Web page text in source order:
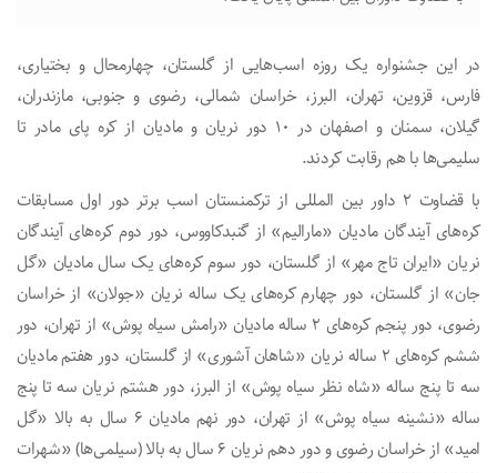
در این جشنواره یک روزه اسب‌هایی از گلستان، چهارمحال و بختیاری،
فارس، قزوین، تهران، البرز، خراسان شمالی، رضوی و جنوبی، مازندران،
گیلان، سمنان و اصفهان در ۱۰ دور نریان و مادیان از کره پای مادر تا
سلیمی‌ها با هم رقابت کردند.
با قضاوت ۲ داور بین المللی از ترکمنستان اسب برتر دور اول مسابقات
کره‌های آیندگان مادیان «مارالیم» از گنبدکاووس، دور دوم کره‌های آیندگان
نریان «ایران تاج مهر» از گلستان، دور سوم کره‌های یک سال مادیان «گل
جان» از گلستان، دور چهارم کره‌های یک ساله نریان «جولان» از خراسان
رضوی، دور پنجم کره‌های ۲ ساله مادیان «رامش سیاه پوش» از تهران، دور
ششم کره‌های ۲ ساله نریان «شاهان آشوری» از گلستان، دور هفتم مادیان
سه تا پنج ساله «شاه نظر سیاه پوش» از البرز، دور هشتم نریان سه تا پنج
ساله «نشینه سیاه پوش» از تهران، دور نهم مادیان ۶ سال به بالا «گل
امید» از خراسان رضوی و دور دهم نریان ۶ سال به بالا (سیلمی‌ها) «شهرات